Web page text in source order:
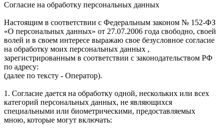
Согласие на обработку персональных данных
Настоящим в соответствии с Федеральным законом № 152-ФЗ
«О персональных данных» от 27.07.2006 года свободно, своей
волей и в своем интересе выражаю свое безусловное согласие
на обработку моих персональных данных ,
зарегистрированным в соответствии с законодательством РФ
по адресу:
(далее по тексту - Оператор).
1. Согласие дается на обработку одной, нескольких или всех
категорий персональных данных, не являющихся
специальными или биометрическими, предоставляемых
мною, которые могут включать: